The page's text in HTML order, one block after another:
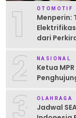
1 OTOMOTIF
Menperin:
dari
2 NASIONAL
Ketua
OLAHRAGA
Jadwal